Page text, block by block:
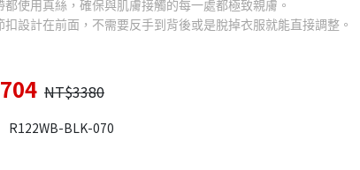
都使用真絲，確保與肌膚接觸的每一處都極致親膚。
扣設計在前面，不需要反手到背後或是脫掉衣服就能直接調整。
NT$3380
R122WB-BLK-070